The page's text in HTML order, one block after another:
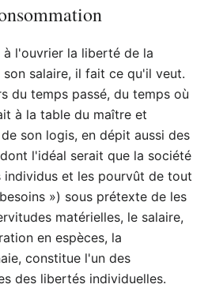
à l'ouvrier la liberté de la
salaire, il fait ce qu'il veut.
du temps passé, du temps où
à la table du maître et
son logis, en dépit aussi des
l'idéal serait que la société
individus et les pourvût de tout
») sous prétexte de les
matérielles, le salaire,
en espèces, la
constitue l'un des
des libertés individuelles.